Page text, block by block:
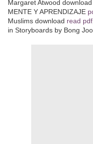
Margaret Atwood
MENTE Y APRENDIZAJE
Muslims download read pdf
in Storyboards by Bong